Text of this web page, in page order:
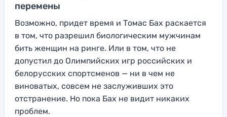
перемены
Возможно, придет время и Томас Бах раскается
в том, что разрешил биологическим мужчинам
бить женщин на ринге. Или в том, что не
допустил до Олимпийских игр российских и
белорусских спортсменов — ни в чем не
виноватых, совсем не заслуживших это
отстранение. Но пока Бах не видит никаких
проблем.